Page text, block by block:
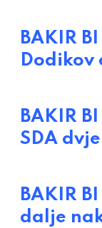
BAKIR
Dodikov
BAKIR
SDA
BAKIR
dalje